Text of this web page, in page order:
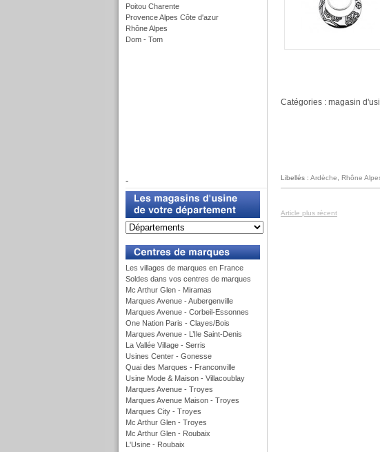
Poitou Charente
Provence Alpes Côte d'azur
Rhône Alpes
Dom - Tom
-
Les villages de marques en France
Soldes dans vos centres de marques
Mc Arthur Glen - Miramas
Marques Avenue - Aubergenville
Marques Avenue - Corbeil-Essonnes
One Nation Paris - Clayes/Bois
Marques Avenue - L’Ile Saint-Denis
La Vallée Village - Serris
Usines Center - Gonesse
Quai des Marques - Franconville
Usine Mode & Maison - Villacoublay
Marques Avenue - Troyes
Marques Avenue Maison - Troyes
Marques City - Troyes
Mc Arthur Glen - Troyes
Mc Arthur Glen - Roubaix
L'Usine - Roubaix
Catégories : magasin
Libellés : Ardèche Rhône
Article plus récent